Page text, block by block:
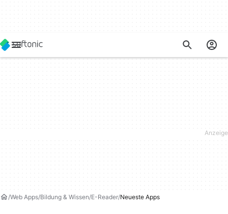
Web Apps Bildung & Wissen E-Reader Neueste Apps